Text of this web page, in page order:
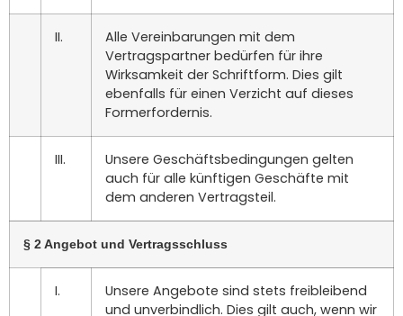
II.
Alle Vereinbarungen mit dem
Vertragspartner bedürfen für ihre
Wirksamkeit der Schriftform. Dies gilt
ebenfalls für einen Verzicht auf dieses
Formerfordernis.
III.
Unsere Geschäftsbedingungen gelten
auch für alle künftigen Geschäfte mit
dem anderen Vertragsteil.
§ 2 Angebot und Vertragsschluss
I.
Unsere Angebote sind stets freibleibend
und unverbindlich. Dies gilt auch, wenn wir